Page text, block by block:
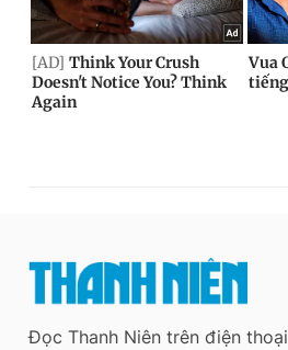
Đọc Thanh Niên trên điện thoại